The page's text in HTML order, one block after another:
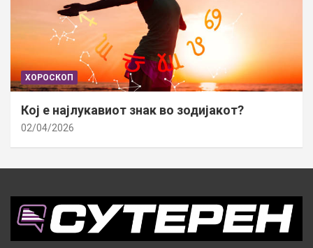
ХОРОСКОП
Кој е најлукавиот знак во зодијакот?
02/04/2026